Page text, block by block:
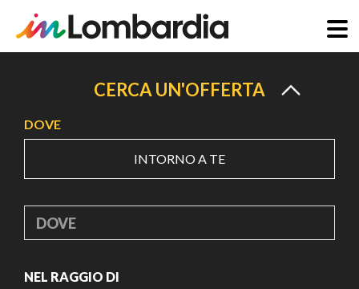
principale
CERCA UN'OFFERTA
DOVE
INTORNO A TE
DOVE
NEL RAGGIO DI